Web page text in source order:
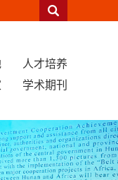
人才培养
学术期刊